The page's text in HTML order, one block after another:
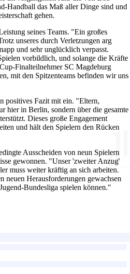
Handball das Maß aller Dinge sind und
gehen.
seines Teams. "Ein großes
unseres durch Verletzungen arg
und sehr unglücklich verpasst.
vorbildlich, und solange die Kräfte
Finalteilnehmer SC Magdeburg
mit den Spitzenteams befinden wir uns
positives Fazit mit ein. "Eltern,
hier in Berlin, sondern über die gesamte
Dieses große Engagement
und hält den Spielern den Rücken
Ausscheiden von neun Spielern
gewonnen. "Unser 'zweiter Anzug'
muss weiter kräftig an sich arbeiten.
neuen Herausforderungen gewachsen
Bundesliga spielen können."